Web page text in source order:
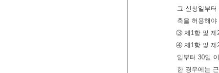
그 신청일부
축을 허용해야
③ 제1항 및 제
④ 제1항 및 제
일부터 30일
한 경우에는